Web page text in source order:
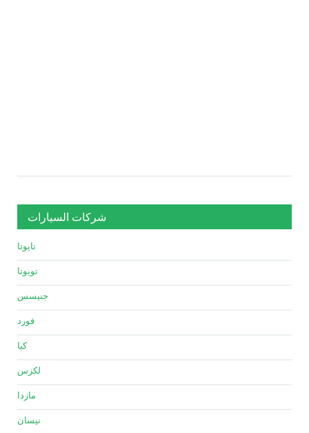
شركات السيارات
تايوتا
تويوتا
جنيسس
فورد
كيا
لكزس
مازدا
نيسان